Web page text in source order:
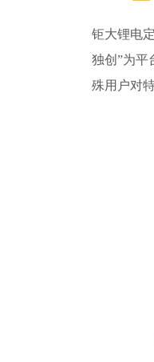
钜大锂电
独创”为平
殊用户对